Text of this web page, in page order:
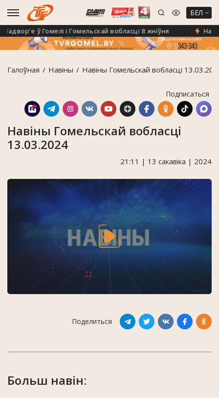
БЕЛ
ў Гомелі і Гомельскай вобласці 8 жніўня На
Галоўная Навiны Навіны Гомельскай вобласці
Подписаться
Навіны Гомельскай вобласці
13.03.2024
21:11 | 13 сакавіка | 2024
Поделиться
Больш навін: